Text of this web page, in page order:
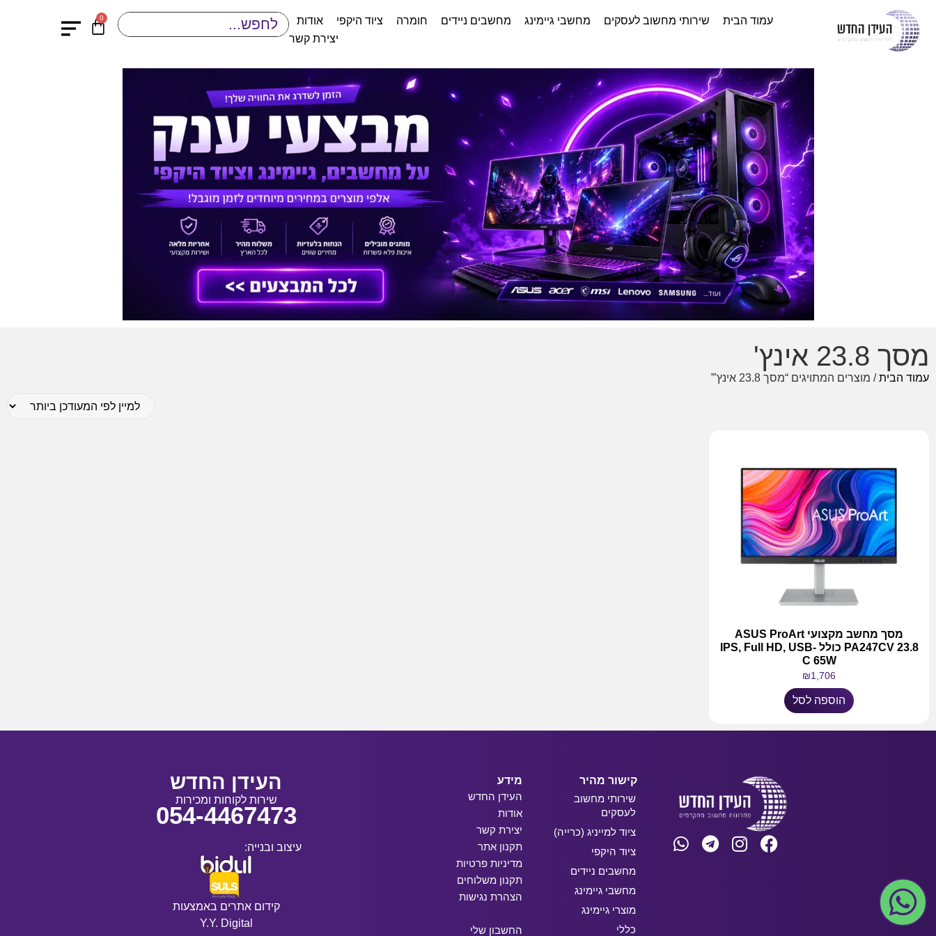
עמוד הבית שירותי מחשוב לעסקים מחשבי גיימינג מחשבים ניידים חומרה ציוד היקפי
אודות
יצירת קשר
0
מסך 23.8 אינץ'
עמוד הבית/ מוצרים המתויגים “מסך 23.8 אינץ'”
מסך מחשב מקצועי ASUS ProArt
PA247CV 23.8 כולל IPS, Full HD, USB-
C 65W
₪1,706
הוספה לסל
קישור מהיר
שירותי מחשוב
לעסקים
ציוד למייניג (כרייה)
ציוד היקפי
מחשבים ניידים
מחשבי גיימינג
מוצרי גיימינג
כללי
מידע
העידן החדש
אודות
יצירת קשר
תקנון אתר
מדיניות פרטיות
תקנון משלוחים
הצהרת נגישות
החשבון שלי
העידן החדש
שירות לקוחות ומכירות
054-4467473
עיצוב ובנייה:
קידום אתרים באמצעות
Y.Y. Digital